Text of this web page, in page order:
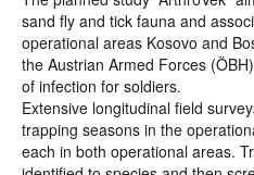
sand fly and tick fauna and
operational areas Kosovo and
the Austrian Armed Forces
of infection for soldiers.
Extensive longitudinal field
trapping seasons in the
each in both operational areas.